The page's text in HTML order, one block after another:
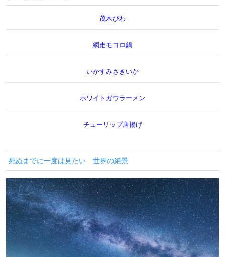
茂木びわ
網走モヨロ鍋
いかすみさきいか
ホワイトガウラーメン
チューリップ唐揚げ
死ぬまでに一度は見たい 世界の絶景